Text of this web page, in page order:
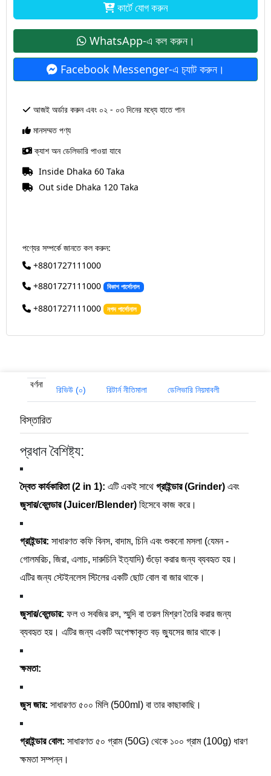
কার্টে যোগ করুন
WhatsApp-এ কল করুন।
Facebook Messenger-এ চ‍্যাট করুন।
আজই অর্ডার করুন এবং ০২ - ০৩ দিনের মধ্যে হাতে পান
মানসম্মত পণ্য
ক্যাশ অন ডেলিভারি পাওয়া যাবে
Inside Dhaka 60 Taka
Out side Dhaka 120 Taka
পণ্যের সম্পর্কে জানতে কল করুন:
+8801727111000
+8801727111000
বিকাশ পার্সোনাল
+8801727111000 নগদ পার্সোনাল
বর্ণনা
রিভিউ (০) রিটার্ন নীতিমালা ডেলিভারি নিয়মাবলী
বিস্তারিত
প্রধান বৈশিষ্ট্য:
দ্বৈত কার্যকারিতা (2 in 1): এটি একই সাথেগ্রাইন্ডার (Grinder) এবং
জুসার/ব্লেন্ডার (Juicer/Blender) হিসেবে কাজ করে।
গ্রাইন্ডার: সাধারণত কফি বিনস, বাদাম, চিনি এবং শুকনো মসলা (যেমন -
গোলমরিচ, জিরা, এলাচ, দারুচিনি ইত্যাদি) গুঁড়ো করার জন্য ব্যবহৃত হয়।
এটির জন্য স্টেইনলেস স্টিলের একটি ছোট বোল বা জার থাকে।
জুসার/ব্লেন্ডার: ফল ও সবজির রস, স্মুদি বা তরল মিশ্রণ তৈরি করার জন্য
ব্যবহৃত হয়। এটির জন্য একটি অপেক্ষাকৃত বড় জ্যুসের জার থাকে।
ক্ষমতা:
জুস জার: সাধারণত ৫০০ মিলি (500ml) বা তার কাছাকাছি।
গ্রাইন্ডার বোল: সাধারণত ৫০ গ্রাম (50G) থেকে ১০০ গ্রাম (100g) ধারণ
ক্ষমতা সম্পন্ন।